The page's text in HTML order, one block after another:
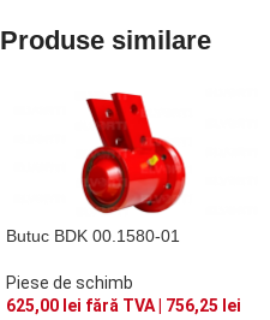
Produse similare
Butuc BDK 00.1580-01
Piese de schimb
625,00 lei fără TVA | 756,25 lei